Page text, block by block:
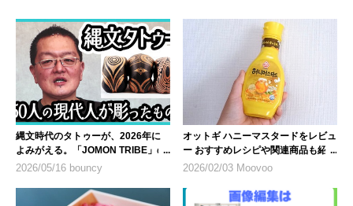
縄文時代のタトゥーが、2026年に
よみがえる。「JOMON TRIBE」の
10年
2026/05/16 bouncy
オットギ ハニーマスタードをレビュ
ー おすすめレシピや関連商品も紹介
2026/02/03 Moovoo